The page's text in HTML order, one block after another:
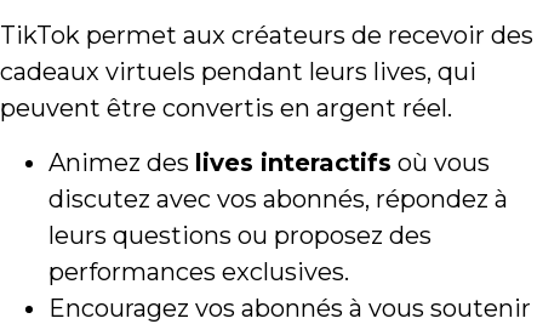
TikTok permet aux créateurs de recevoir des
cadeaux virtuels pendant leurs lives, qui
peuvent être convertis en argent réel.
Animez des lives interactifs où vous
discutez avec vos abonnés, répondez à
leurs questions ou proposez des
performances exclusives.
Encouragez vos abonnés à vous soutenir